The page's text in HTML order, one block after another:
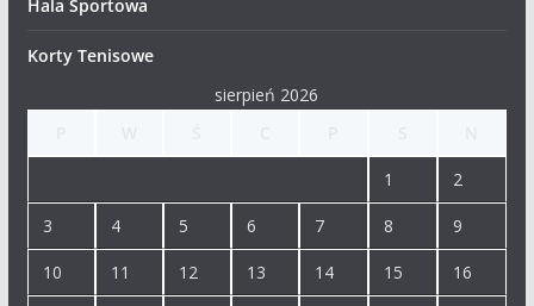
Hala Sportowa
Korty Tenisowe
sierpień 2026
1 2
3 4 5 6 7 8 9
10 11 12 13 14 15 16